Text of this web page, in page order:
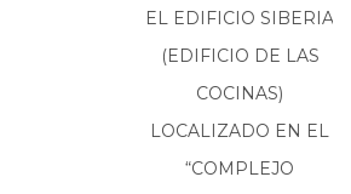
EL EDIFICIO SIBERIA
(EDIFICIO DE LAS
COCINAS)
LOCALIZADO EN EL
“COMPLEJO